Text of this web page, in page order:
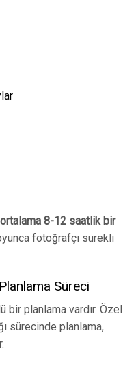
8-12 saatlik bir
fotoğrafçı sürekli
Süreci
bir planlama vardır. Özel
sürecinde planlama,